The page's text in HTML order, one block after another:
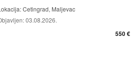
Cetingrad, Maljevac
03.08.2026.
550 €